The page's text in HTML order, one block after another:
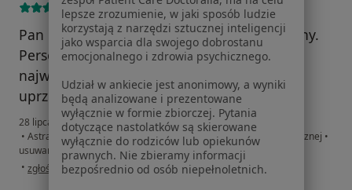
Pan Doktor jest kulturalny oraz profesjonalny.
Personel gabinetu również prezentuje
najwyższy poziom profesjonalizmu i
uprzejmości.
28 lipca 2023
• Astra Dent Śląskie Centrum Implantologii i Stomatologii Estetycznej •
usuwanie zębów zatrzymanych
• w opinii użytkownika Zuzanna
zgłoś nadużycie
lepsze zrozumienie, w jaki sposób ludzie
korzystają z narzędzi sztucznej inteligencji
jako wsparcia dla swojego dobrostanu
emocjonalnego i zdrowia psychicznego.
Udział w ankiecie jest anonimowy, a wyniki
będą analizowane i prezentowane
wyłącznie w formie zbiorczej. Pytania
dotyczące nastolatków są skierowane
wyłącznie do rodziców lub opiekunów
prawnych. Nie zbieramy informacji
bezpośrednio od osób niepełnoletnich.